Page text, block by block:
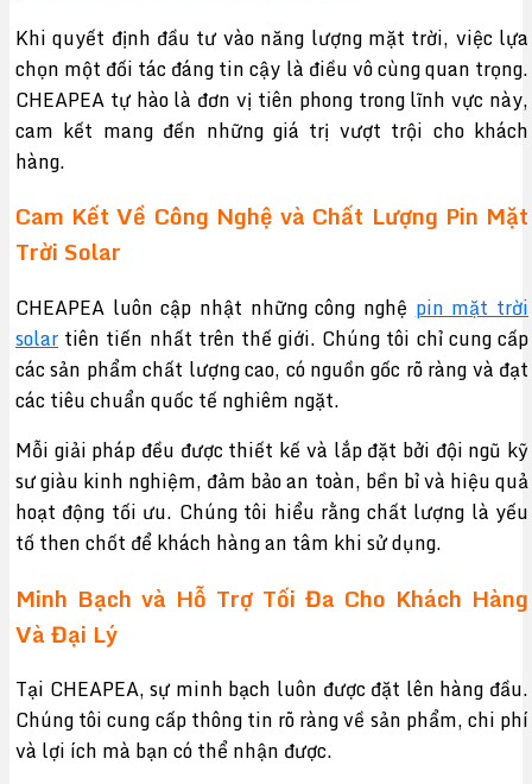
Khi quyết định đầu tư vào năng lượng mặt trời, việc lựa
chọn một đối tác đáng tin cậy là điều vô cùng quan trọng.
CHEAPEA tự hào là đơn vị tiên phong trong lĩnh vực này,
cam kết mang đến những giá trị vượt trội cho khách
hàng.
Cam Kết Về Công Nghệ và Chất Lượng Pin Mặt
Trời Solar
CHEAPEA luôn cập nhật những công nghệ pin mặt trời
solar tiên tiến nhất trên thế giới. Chúng tôi chỉ cung cấp
các sản phẩm chất lượng cao, có nguồn gốc rõ ràng và đạt
các tiêu chuẩn quốc tế nghiêm ngặt.
Mỗi giải pháp đều được thiết kế và lắp đặt bởi đội ngũ kỹ
sư giàu kinh nghiệm, đảm bảo an toàn, bền bỉ và hiệu quả
hoạt động tối ưu. Chúng tôi hiểu rằng chất lượng là yếu
tố then chốt để khách hàng an tâm khi sử dụng.
Minh Bạch và Hỗ Trợ Tối Đa Cho Khách Hàng
Và Đại Lý
Tại CHEAPEA, sự minh bạch luôn được đặt lên hàng đầu.
Chúng tôi cung cấp thông tin rõ ràng về sản phẩm, chi phí
và lợi ích mà bạn có thể nhận được.